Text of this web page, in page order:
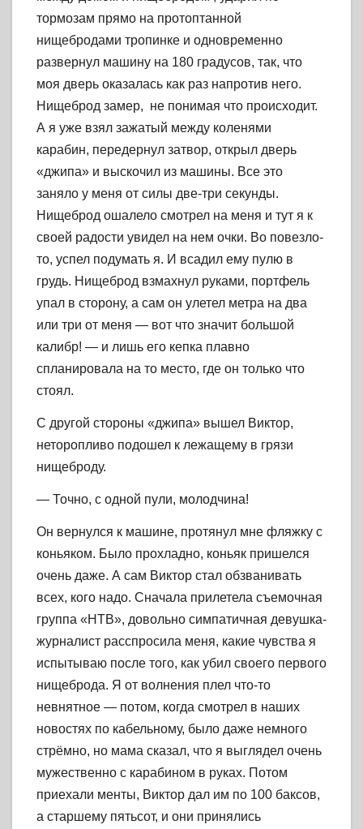
тормозам прямо на протоптанной
нищебродами тропинке и одновременно
развернул машину на 180 градусов, так, что
моя дверь оказалась как раз напротив него.
Нищеброд замер, не понимая что происходит.
А я уже взял зажатый между коленями
карабин, передернул затвор, открыл дверь
«джипа» и выскочил из машины. Все это
заняло у меня от силы две-три секунды.
Нищеброд ошалело смотрел на меня и тут я к
своей радости увидел на нем очки. Во повезло-
то, успел подумать я. И всадил ему пулю в
грудь. Нищеброд взмахнул руками, портфель
упал в сторону, а сам он улетел метра на два
или три от меня — вот что значит большой
калибр! — и лишь его кепка плавно
спланировала на то место, где он только что
стоял.
С другой стороны «джипа» вышел Виктор,
неторопливо подошел к лежащему в грязи
нищеброду.
— Точно, с одной пули, молодчина!
Он вернулся к машине, протянул мне фляжку с
коньяком. Было прохладно, коньяк пришелся
очень даже. А сам Виктор стал обзванивать
всех, кого надо. Сначала прилетела съемочная
группа «НТВ», довольно симпатичная девушка-
журналист расспросила меня, какие чувства я
испытываю после того, как убил своего первого
нищеброда. Я от волнения плел что-то
невнятное — потом, когда смотрел в наших
новостях по кабельному, было даже немного
стрёмно, но мама сказал, что я выглядел очень
мужественно с карабином в руках. Потом
приехали менты, Виктор дал им по 100 баксов,
а старшему пятьсот, и они принялись